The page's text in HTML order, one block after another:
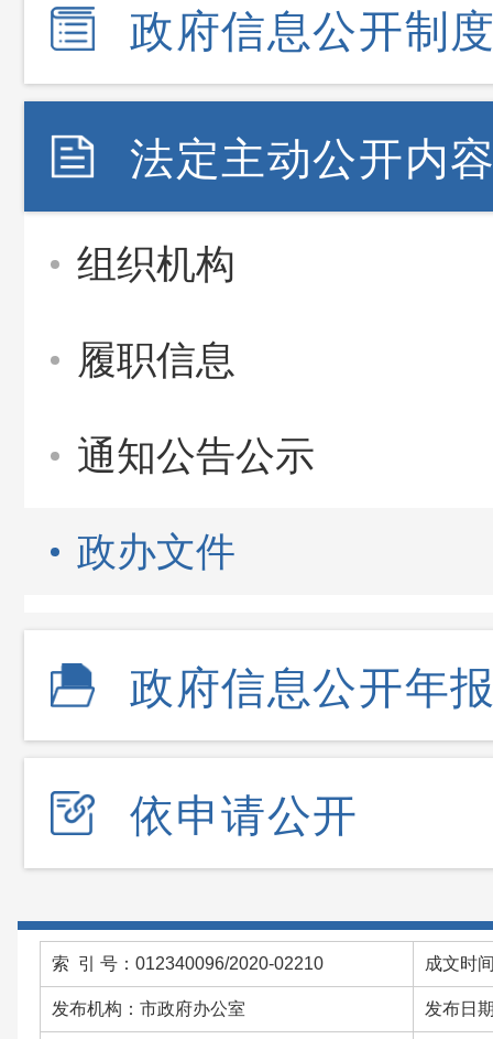
政府信息公开制
法定主动公开内
组织机构
履职信息
通知公告公示
政办文件
政府信息公开年
依申请公开
索 引 号：012340096/2020-02210 成文时
发布机构：市政府办公室 发布日